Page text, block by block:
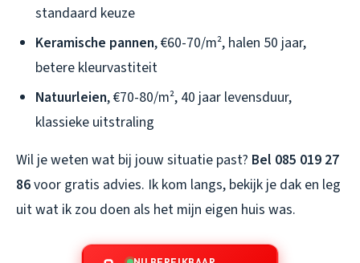
standaard keuze
Keramische pannen, €60-70/m², halen 50 jaar,
betere kleurvastiteit
Natuurleien, €70-80/m², 40 jaar levensduur,
klassieke uitstraling
Wil je weten wat bij jouw situatie past? Bel 085 019 27
86voor gratis advies. Ik kom langs, bekijk je dak en leg
uit wat ik zou doen als het mijn eigen huis was.